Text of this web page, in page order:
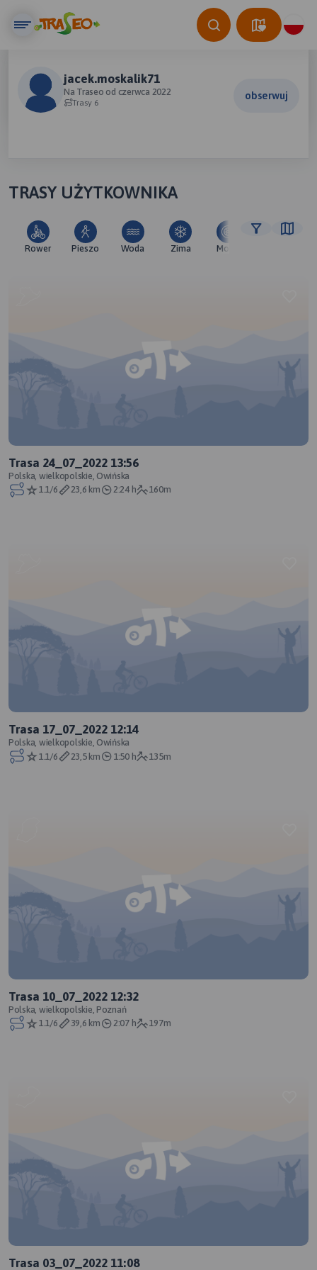
jacek.moskalik71
Na Traseo od czerwca 2022
Trasy 6
obserwuj
TRASY UŻYTKOWNIKA
Rower Pieszo Woda Zima Moto
Trasa 24_07_2022 13:56
Polska, wielkopolskie, Owińska
1.1/6
23,6 km 2:24 h 160m
Trasa 17_07_2022 12:14
Polska, wielkopolskie, Owińska
1.1/6
23,5 km 1:50 h 135m
Trasa 10_07_2022 12:32
Polska, wielkopolskie, Poznań
1.1/6
39,6 km 2:07 h 197m
Trasa 03_07_2022 11:08